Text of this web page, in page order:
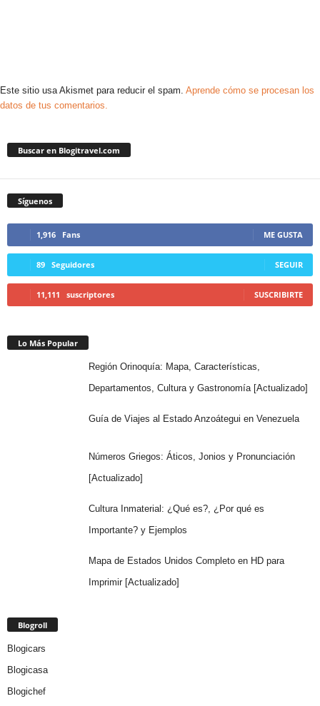
Este sitio usa Akismet para reducir el spam. Aprende cómo se procesan los
datos de tus comentarios.
Buscar en Blogitravel.com
Síguenos
1,916 Fans ME GUSTA
89 Seguidores SEGUIR
11,111 suscriptores SUSCRIBIRTE
Lo Más Popular
Región Orinoquía: Mapa, Características,
Departamentos, Cultura y Gastronomía [Actualizado]
Guía de Viajes al Estado Anzoátegui en Venezuela
Números Griegos: Áticos, Jonios y Pronunciación
[Actualizado]
Cultura Inmaterial: ¿Qué es?, ¿Por qué es
Importante? y Ejemplos
Mapa de Estados Unidos Completo en HD para
Imprimir [Actualizado]
Blogroll
Blogicars
Blogicasa
Blogichef